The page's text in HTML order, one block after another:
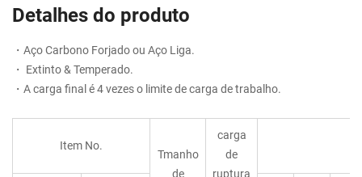
Detalhes do produto
・Aço Carbono Forjado ou Aço Liga.
・ Extinto & Temperado.
・A carga final é 4 vezes o limite de carga de trabalho.
Item No.
Tmanho
de
carga
de
ruptura